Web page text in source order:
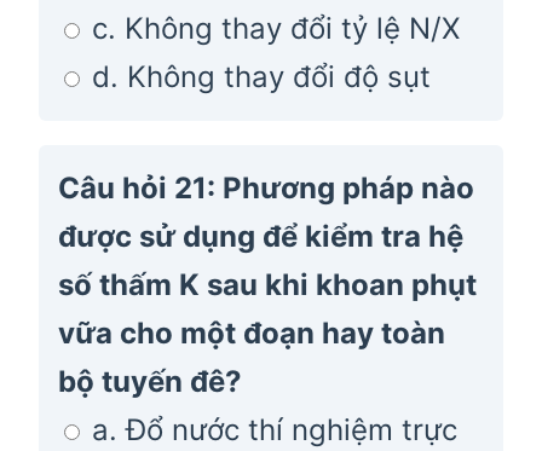
c. Không thay đổi tỷ lệ N/X
d. Không thay đổi độ sụt
Câu hỏi 21: Phương pháp nào
được sử dụng để kiểm tra hệ
số thấm K sau khi khoan phụt
vữa cho một đoạn hay toàn
bộ tuyến đê?
a. Đổ nước thí nghiệm trực